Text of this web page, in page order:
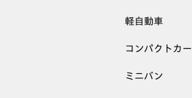
軽自動車
コンパクトカー
ミニバン